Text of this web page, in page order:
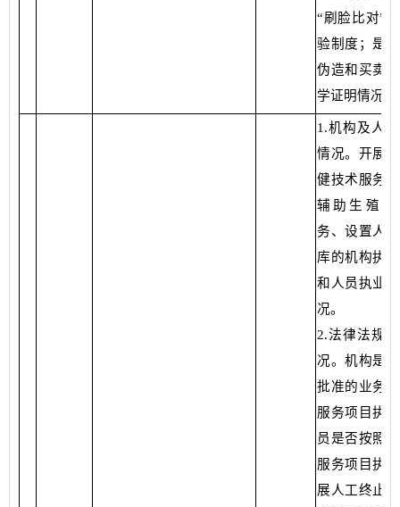
“刷脸比对”
验制度；是
伪造和买卖
学证明情况”
1.机构及人
情况。开展
健技术服务
辅助生殖技
务、设置人
库的机构执
和人员执业
况。
2.法律法规
况。机构是
批准的业务
服务项目执
员是否按照
服务项目执
展人工终止